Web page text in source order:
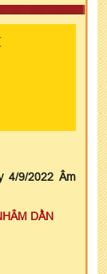
4/9/2022 Âm
DẦN